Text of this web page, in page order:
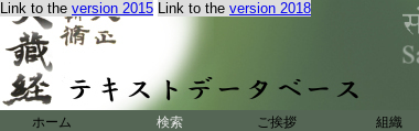
Link to the version 2015 Link to the version 2018
ホーム 検索 ご挨拶 組織